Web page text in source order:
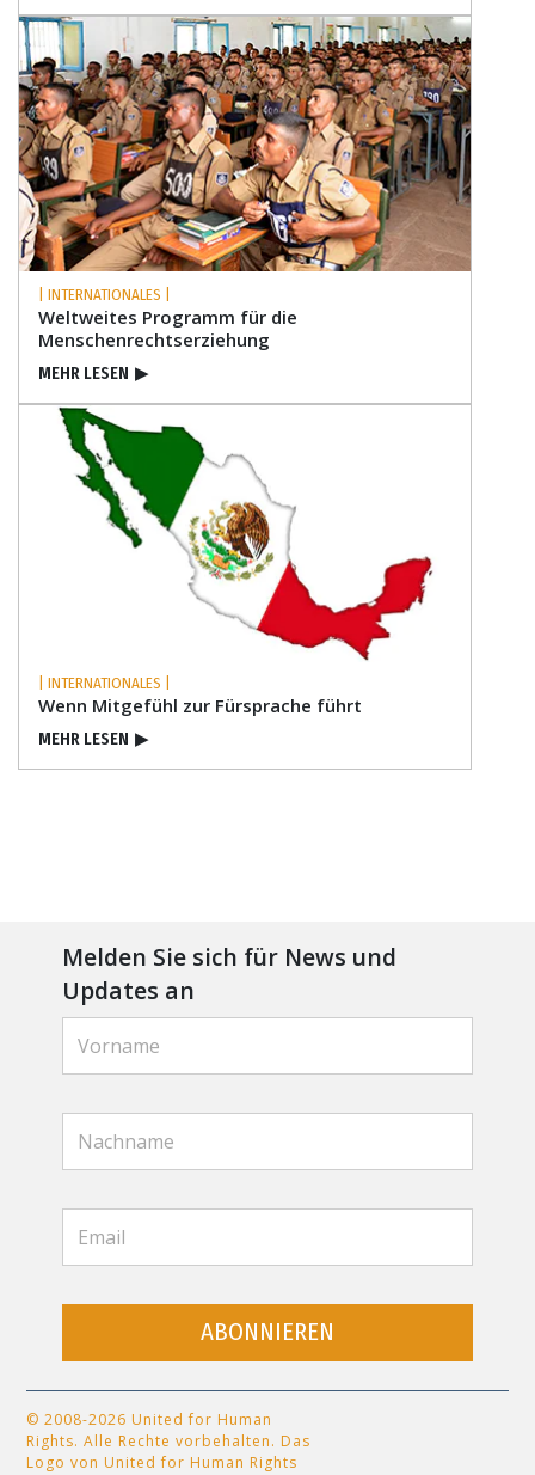
| INTERNATIONALES |
Weltweites Programm für die
Menschenrechts­erziehung
MEHR LESEN ▶
| INTERNATIONALES |
Wenn Mitgefühl zur Fürsprache führt
MEHR LESEN ▶
Melden Sie sich für News und
Updates an
ABONNIEREN
© 2008-2026 United for Human
Rights. Alle Rechte vorbehalten. Das
Logo von United for Human Rights